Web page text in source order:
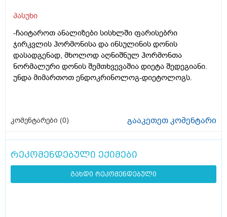
პასუხი
-ჩაიტაროთ ანალიზები სისხლში ფარისებრი
ჯირკვლის ჰორმონისა და ინსულინის დონის
დასადგენად, მხოლოდ აღნიშნულ ჰორმონთა
ნორმალური დონის შემთხვევაშია დიეტა შედეგიანი.
უნდა მიმართოთ ენდოკრინოლოგ-დიეტოლოგს.
კომენტარები (0) გააკეთეთ კომენტარი
რეკომენდებული ექიმები
გახდი რეკომენდებული